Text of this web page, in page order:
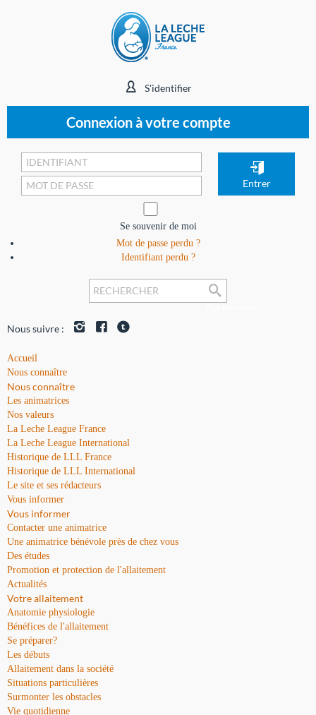
S'identifier
Connexion à votre compte
Se souvenir de moi
Mot de passe perdu ?
Identifiant perdu ?
Nous suivre :
Accueil
Nous connaître
Nous connaître
Les animatrices
Nos valeurs
La Leche League France
La Leche League International
Historique de LLL France
Historique de LLL International
Le site et ses rédacteurs
Vous informer
Vous informer
Contacter une animatrice
Une animatrice bénévole près de chez vous
Des études
Promotion et protection de l'allaitement
Actualités
Votre allaitement
Anatomie physiologie
Bénéfices de l'allaitement
Se préparer?
Les débuts
Allaitement dans la société
Situations particulières
Surmonter les obstacles
Vie quotidienne